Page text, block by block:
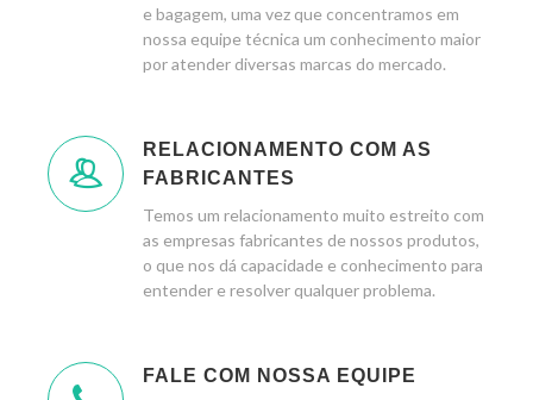
e bagagem, uma vez que concentramos em
nossa equipe técnica um conhecimento maior
por atender diversas marcas do mercado.
RELACIONAMENTO COM AS
FABRICANTES
Temos um relacionamento muito estreito com
as empresas fabricantes de nossos produtos,
o que nos dá capacidade e conhecimento para
entender e resolver qualquer problema.
FALE COM NOSSA EQUIPE